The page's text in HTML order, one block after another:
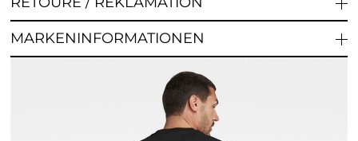
MARKENINFORMATIONEN